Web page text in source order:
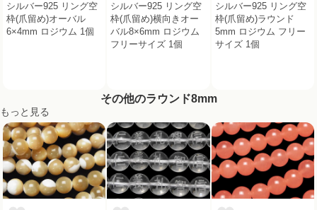
シルバー925 リング空
枠(爪留め)オーバル
6×4mm ロジウム 1個
シルバー925 リング空
枠(爪留め)横向きオー
バル8×6mm ロジウム
フリーサイズ 1個
シルバー925 リング空
枠(爪留め)ラウンド
5mm ロジウム フリー
サイズ 1個
その他のラウンド8mm
もっと見る